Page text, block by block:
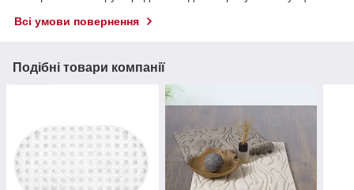
Всі умови повернення
Подібні товари компанії